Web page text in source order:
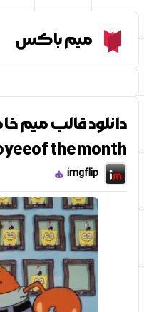
Meme Boxمیم باکس
the month
imgflip